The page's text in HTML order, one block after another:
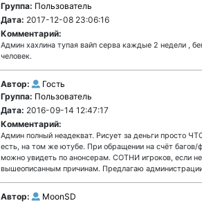
Группа: Пользователь
Дата: 2017-12-08 23:06:16
Комментарий:
Админ хахлина тупая вайп серва каждые 2 недели ,
человек.
Автор:
Гость
Группа: Пользователь
Дата: 2016-09-14 12:47:17
Комментарий:
Админ полный неадекват. Рисует за деньги просто
есть, на том же ютубе. При обращении на счёт
можно увидеть по анонсерам. СОТНИ игроков, если
вышеописанным причинам. Предлагаю
Автор:
MoonSD